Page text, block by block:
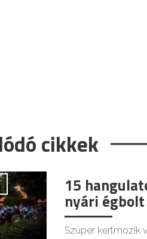
cikkek
15
nyári
Szuper kertmozik